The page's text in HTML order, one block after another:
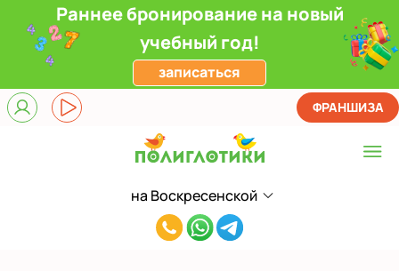
Раннее бронирование на новый
учебный год!
записаться
на Воскресенской
Выберите центр
на Воскресенской
8(911)552-
ФРАНШИЗА